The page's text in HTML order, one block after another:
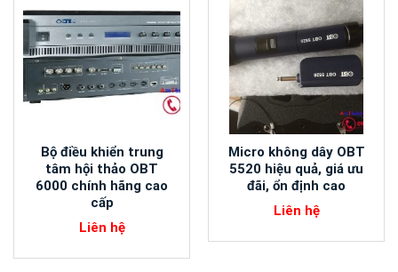
Bộ điều khiển trung
tâm hội thảo OBT
6000 chính hãng cao
cấp
Liên hệ
Micro không dây OBT
5520 hiệu quả, giá ưu
đãi, ổn định cao
Liên hệ